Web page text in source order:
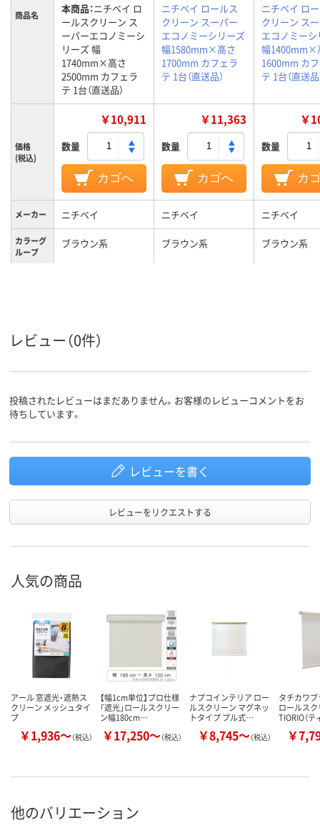
商品名 本商品：ニチベイ ロ
ールスクリーン ス
ーパーエコノミーシ
リーズ 幅
1740mm×高さ
2500mm カフェラ
テ 1台（直送品）
ニチベイ ロールス
クリーン スーパー
エコノミーシリーズ
幅1580mm×高さ
1700mm カフェラ
テ 1台（直送品）
ニチベイ ロ
クリーン ス
エコノミー
幅1400mm×
1600mm カ
テ 1台（直送品
価格
(税込)
￥10,911
数量
カゴへ
￥11,363
数量
カゴへ
￥
数量
カ
メーカー ニチベイ ニチベイ ニチベイ
カラーグ
ループ
ブラウン系 ブラウン系 ブラウン系
レビュー（0件）
投稿されたレビューはまだありません。お客様のレビューコメントをお
待ちしています。
レビューを書く
レビューをリクエストする
人気の商品
アール 窓遮光・遮熱ス
クリーン メッシュタイ
プ
￥1,936～（税込）
【幅1cm単位】プロ仕様
「遮光」ロールスクリー
ン幅180cm…
￥17,250～（税込）
ナプコインテリア ロー
ルスクリーン マグネッ
トタイプ プル式…
￥8,745～（税込）
タチカワ
ロールス
TIORIO（
￥
他のバリエーション